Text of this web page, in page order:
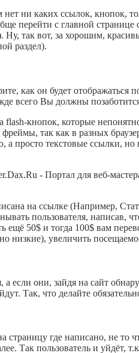
ни каких ссылок, кнопок,
перейти с главной
Ну, так вот, за хорошим,
раздел).
как он будет
всего Вы должны
кнопок, которые
так как в разных
текстовые ссылки, но
- Портал для веб-
на ссылке (Например,
пользователя, написав,
ещё 50$ и тогда 100$ вам
низкие), увеличить
если они, зайдя на сайт
Так, что делайте
где написано, не то
Так пользователь и